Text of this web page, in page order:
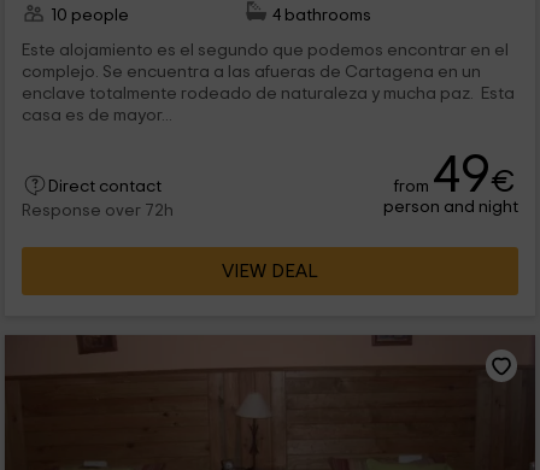
10 people
4 bathrooms
Este alojamiento es el segundo que podemos encontrar en el
complejo. Se encuentra a las afueras de Cartagena en un
enclave totalmente rodeado de naturaleza y mucha paz. Esta
casa es de mayor...
Direct contact
Response over 72h
from 49€
person and night
VIEW DEAL